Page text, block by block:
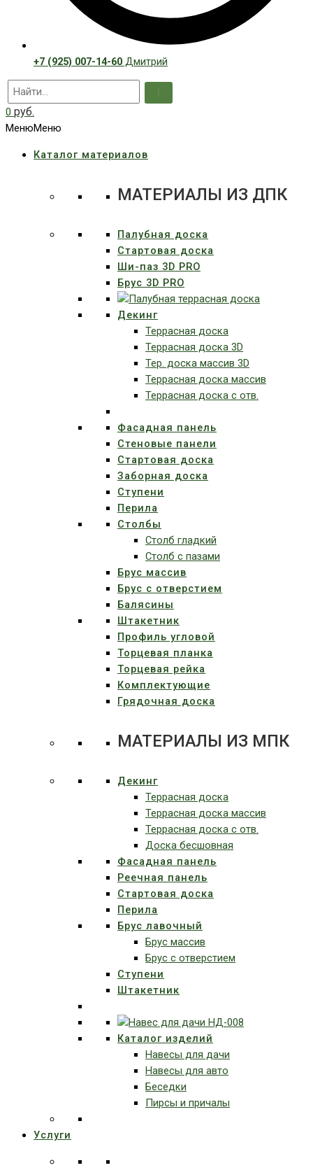
+7 (925) 007-14-60 Дмитрий
0 руб.
МенюМеню
Каталог материалов
МАТЕРИАЛЫ ИЗ ДПК
Палубная доска
Стартовая доска
Ши-паз 3D PRO
Брус 3D PRO
Декинг
Террасная доска
Террасная доска 3D
Тер. доска массив 3D
Террасная доска массив
Террасная доска с отв.
Фасадная панель
Стеновые панели
Стартовая доска
Заборная доска
Ступени
Перила
Столбы
Столб гладкий
Столб с пазами
Брус массив
Брус с отверстием
Балясины
Штакетник
Профиль угловой
Торцевая планка
Торцевая рейка
Комплектующие
Грядочная доска
МАТЕРИАЛЫ ИЗ МПК
Декинг
Террасная доска
Террасная доска массив
Террасная доска c отв.
Доска бесшовная
Фасадная панель
Реечная панель
Стартовая доска
Перила
Брус лавочный
Брус массив
Брус с отверстием
Ступени
Штакетник
Каталог изделий
Навесы для дачи
Навесы для авто
Беседки
Пирсы и причалы
Услуги